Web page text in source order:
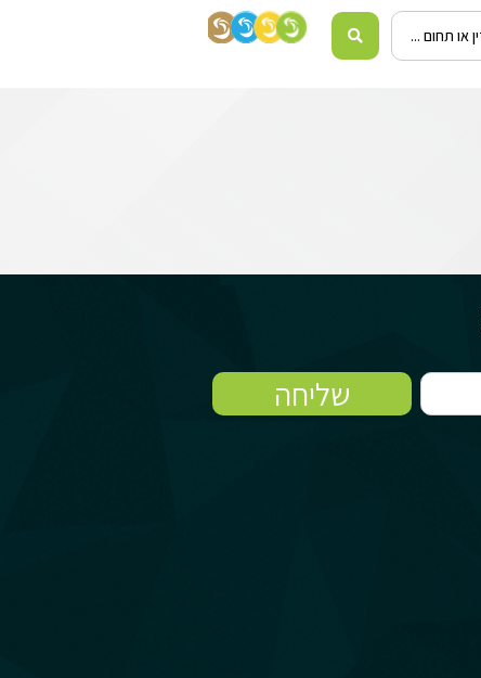
שליחה